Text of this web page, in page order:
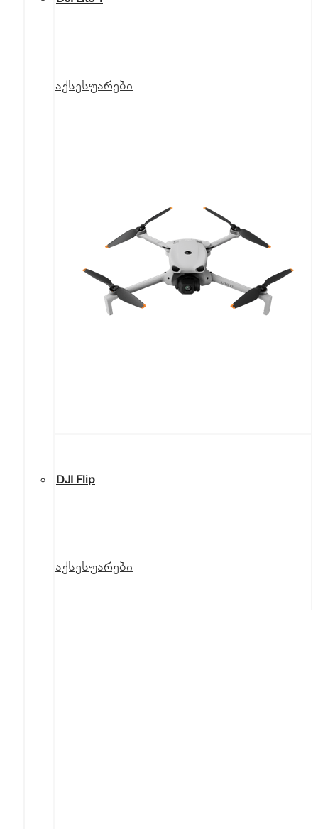
აქსესუარები
DJI Flip
აქსესუარები